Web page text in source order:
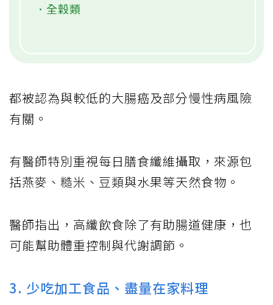
．全穀類
都被認為與較低的大腸癌及部分慢性病風險
有關。
有醫師特別重視每日膳食纖維攝取，來源包
括燕麥、糙米、豆類與水果等天然食物。
醫師指出，高纖飲食除了有助腸道健康，也
可能幫助體重控制與代謝調節。
3. 少吃加工食品、盡量在家料理